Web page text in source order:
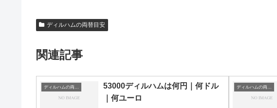
ディルハムの両替目安
関連記事
53000ディルハムは何円｜何ドル
｜何ユーロ